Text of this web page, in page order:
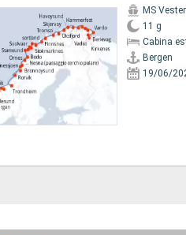
MS
11 g
Cabina
Bergen
19/06/